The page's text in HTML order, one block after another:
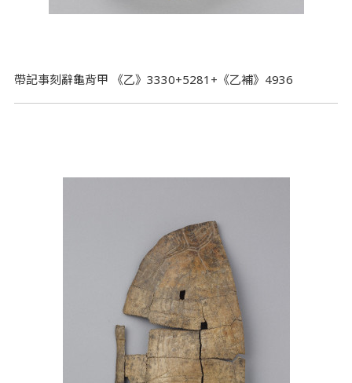
帶記事刻辭龜背甲 《乙》3330+5281+《乙補》4936